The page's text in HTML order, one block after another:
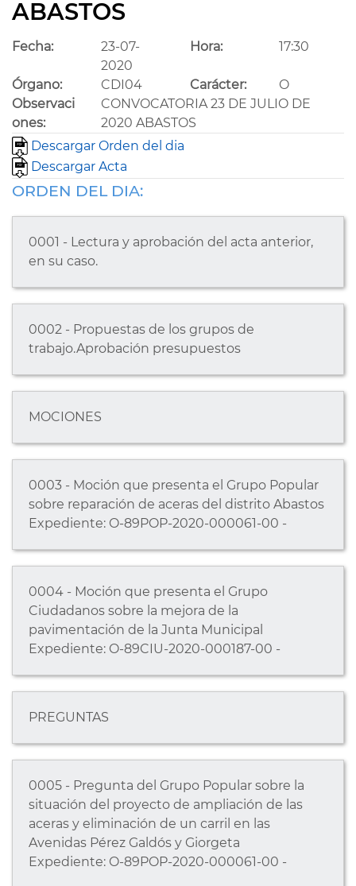
ABASTOS
Fecha:
23-07-
2020
Hora: 17:30
Órgano: CDI04 Carácter:
O
Observaci
ones:
CONVOCATORIA 23 DE JULIO DE
2020 ABASTOS
Descargar Orden del dia
Descargar Acta
ORDEN DEL DIA:
0001 - Lectura y aprobación del acta anterior,
en su caso.
0002 - Propuestas de los grupos de
trabajo.Aprobación presupuestos
MOCIONES
0003 - Moción que presenta el Grupo Popular
sobre reparación de aceras del distrito Abastos
Expediente: O-89POP-2020-000061-00 -
0004 - Moción que presenta el Grupo
Ciudadanos sobre la mejora de la
pavimentación de la Junta Municipal
Expediente: O-89CIU-2020-000187-00 -
PREGUNTAS
0005 - Pregunta del Grupo Popular sobre la
situación del proyecto de ampliación de las
aceras y eliminación de un carril en las
Avenidas Pérez Galdós y Giorgeta
Expediente: O-89POP-2020-000061-00 -